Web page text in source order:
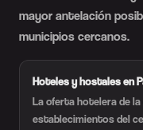
mayor antelación
municipios cercanos.
Hoteles y hostales en
La oferta hotelera de
establecimientos del